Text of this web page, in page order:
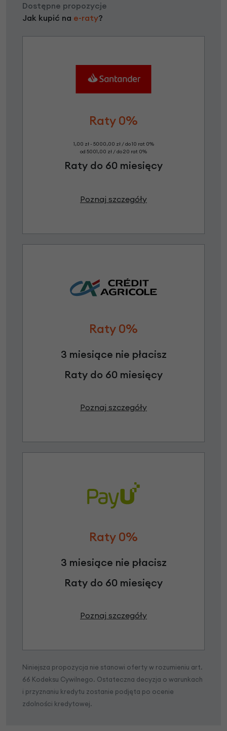
Dostępne propozycje
Jak kupić na e-raty?
Raty 0%
1,00 zł - 5000,00 zł / do 10 rat 0%
od 5001,00 zł / do 20 rat 0%
Raty do 60 miesięcy
Poznaj szczegóły
Raty 0%
3 miesiące nie płacisz
Raty do 60 miesięcy
Poznaj szczegóły
Raty 0%
3 miesiące nie płacisz
Raty do 60 miesięcy
Poznaj szczegóły
Niniejsza propozycja nie stanowi oferty w rozumieniu art.
66 Kodeksu Cywilnego. Ostateczna decyzja o warunkach
i przyznaniu kredytu zostanie podjęta po ocenie
zdolności kredytowej.